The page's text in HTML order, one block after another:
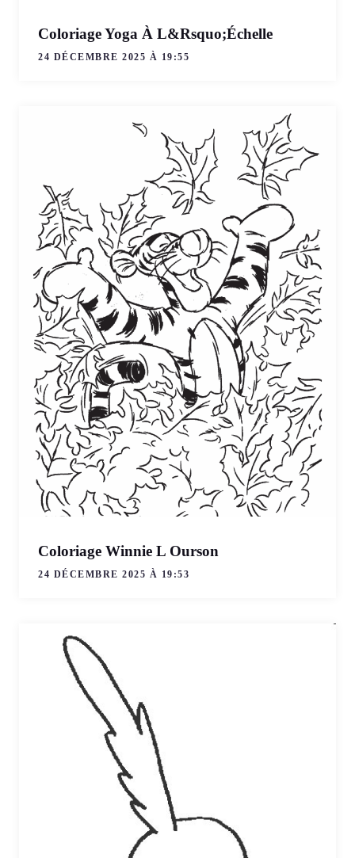
Coloriage Yoga À L&Rsquo;Échelle
24 DÉCEMBRE 2025 À 19:55
Coloriage Winnie L Ourson
24 DÉCEMBRE 2025 À 19:53